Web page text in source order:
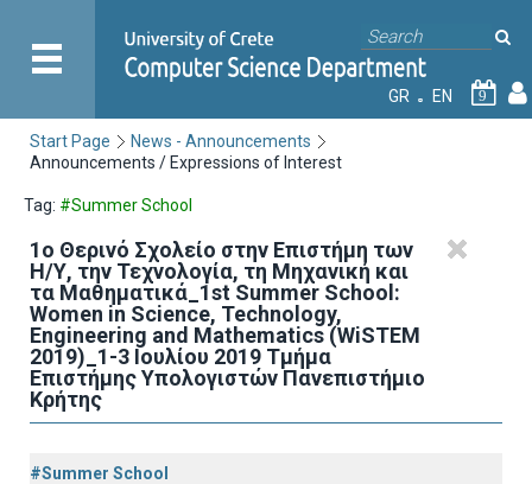
GR EN 9
Start Page
News - Announcements
Announcements / Expressions of Interest
Tag: #Summer School
1o Θερινό Σχολείο στην Επιστήμη των
Η/Υ, την Τεχνολογία, τη Μηχανική και
τα Μαθηματικά_1st Summer School:
Women in Science, Technology,
Engineering and Mathematics (WiSTEM
2019)_1-3 Ιουλίου 2019 Τμήμα
Επιστήμης Υπολογιστών Πανεπιστήμιο
Κρήτης
#Summer School